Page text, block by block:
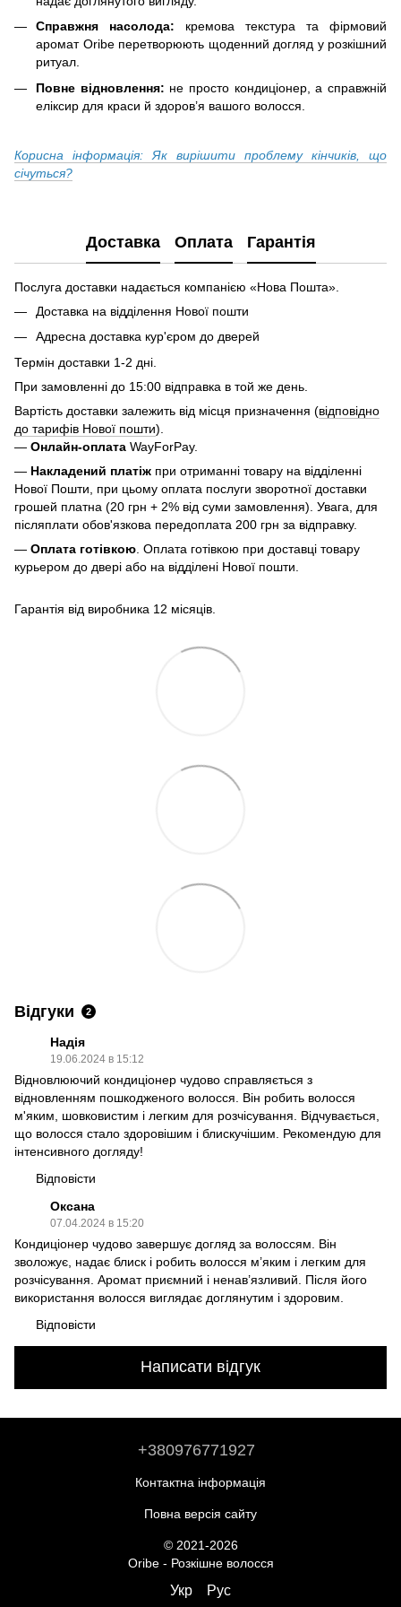
Справжня насолода: кремова текстура та фірмовий
аромат Oribe перетворюють щоденний догляд у розкішний
ритуал.
Повне відновлення: не просто кондиціонер, а справжній
еліксир для краси й здоров’я вашого волосся.
Корисна інформація: Як вирішити проблему кінчиків, що
січуться?
Доставка Оплата Гарантія
Послуга доставки надається компанією «Нова Пошта».
Доставка на відділення Нової пошти
Адресна доставка кур'єром до дверей
Термін доставки 1-2 дні.
При замовленні до 15:00 відправка в той же день.
Вартість доставки залежить від місця призначення (відповідно
до тарифів Нової пошти).
— Онлайн-оплата WayForPay.
— Накладений платіж при отриманні товару на відділенні
Нової Пошти, при цьому оплата послуги зворотної доставки
грошей платна (20 грн + 2% від суми замовлення). Увага, для
післяплати обов'язкова передоплата 200 грн за відправку.
— Оплата готівкою . Оплата готівкою при доставці товару
курьером до двері або на відділені Нової пошти.
Гарантія від виробника 12 місяців.
Відгуки 2
Надія
19.06.2024 в 15:12
Відновлюючий кондиціонер чудово справляється з
відновленням пошкодженого волосся. Він робить волосся
м'яким, шовковистим і легким для розчісування. Відчувається,
що волосся стало здоровішим і блискучішим. Рекомендую для
інтенсивного догляду!
Відповісти
Оксана
07.04.2024 в 15:20
Кондиціонер чудово завершує догляд за волоссям. Він
зволожує, надає блиск і робить волосся м’яким і легким для
розчісування. Аромат приємний і ненав’язливий. Після його
використання волосся виглядає доглянутим і здоровим.
Відповісти
Написати відгук
+380976771927
Контактна інформація
Повна версія сайту
© 2021-2026
Oribe - Розкішне волосся
Укр Рус